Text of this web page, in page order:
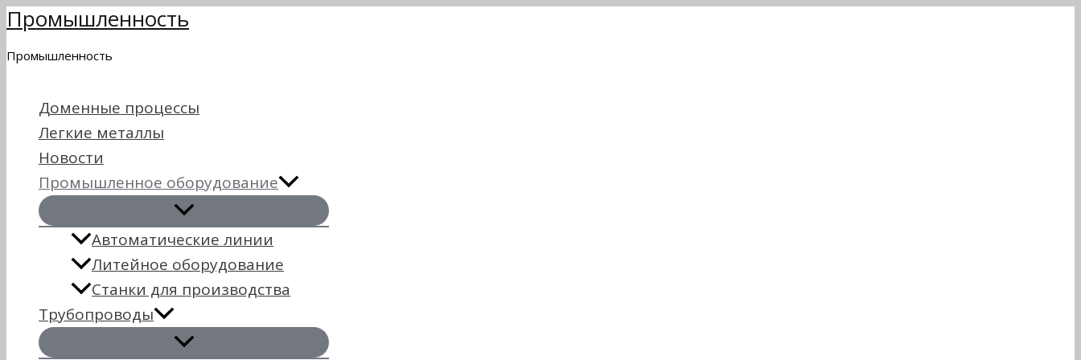
Перейти
содержимому
Промышленность
Промышленность
Доменные процессы
Легкие металлы
Новости
Промышленное оборудование
Автоматические линии
Литейное оборудование
Станки для производства
Трубопроводы